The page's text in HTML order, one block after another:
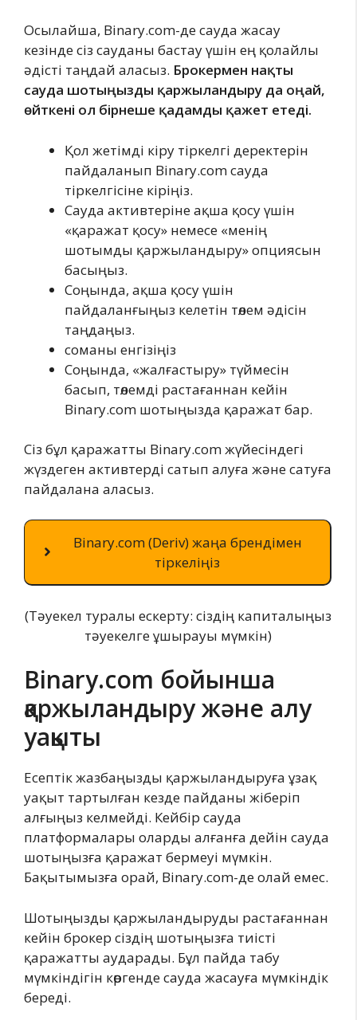
Осылайша, Binary.com-де сауда жасау
кезінде сіз сауданы бастау үшін ең қолайлы
әдісті таңдай аласыз. Брокермен нақты
сауда шотыңызды қаржыландыру да оңай,
өйткені ол бірнеше қадамды қажет етеді.
Қол жетімді кіру тіркелгі деректерін
пайдаланып Binary.com сауда
тіркелгісіне кіріңіз.
Сауда активтеріне ақша қосу үшін
«қаражат қосу» немесе «менің
шотымды қаржыландыру» опциясын
басыңыз.
Соңында, ақша қосу үшін
пайдаланғыңыз келетін төлем әдісін
таңдаңыз.
соманы енгізіңіз
Соңында, «жалғастыру» түймесін
басып, төлемді растағаннан кейін
Binary.com шотыңызда қаражат бар.
Сіз бұл қаражатты Binary.com жүйесіндегі
жүздеген активтерді сатып алуға және сатуға
пайдалана аласыз.
Binary.com (Deriv) жаңа брендімен
тіркеліңіз
(Тәуекел туралы ескерту: сіздің капиталыңыз
тәуекелге ұшырауы мүмкін)
Binary.com бойынша
қаржыландыру және алу
уақыты
Есептік жазбаңызды қаржыландыруға ұзақ
уақыт тартылған кезде пайданы жіберіп
алғыңыз келмейді. Кейбір сауда
платформалары оларды алғанға дейін сауда
шотыңызға қаражат бермеуі мүмкін.
Бақытымызға орай, Binary.com-де олай емес.
Шотыңызды қаржыландыруды растағаннан
кейін брокер сіздің шотыңызға тиісті
қаражатты аударады. Бұл пайда табу
мүмкіндігін көргенде сауда жасауға мүмкіндік
береді.